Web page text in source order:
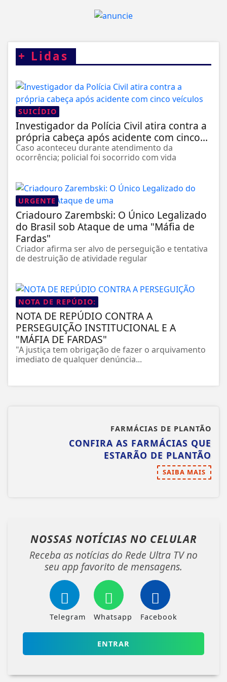
+Lidas
SUICÍDIO
Investigador da Polícia Civil atira contra a
própria cabeça após acidente com cinco...
Caso aconteceu durante atendimento da
ocorrência; policial foi socorrido com vida
URGENTE
Criadouro Zarembski: O Único Legalizado
do Brasil sob Ataque de uma "Máfia de
Fardas"
Criador afirma ser alvo de perseguição e tentativa
de destruição de atividade regular
NOTA DE REPÚDIO:
NOTA DE REPÚDIO CONTRA A
PERSEGUIÇÃO INSTITUCIONAL E A
"MÁFIA DE FARDAS"
"A justiça tem obrigação de fazer o arquivamento
imediato de qualquer denúncia...
FARMÁCIAS DE PLANTÃO
CONFIRA AS FARMÁCIAS QUE
ESTARÃO DE PLANTÃO
SAIBA MAIS
NOSSAS NOTÍCIAS NO CELULAR
Receba as notícias do Rede Ultra TV no
seu app favorito de mensagens.
Telegram Whatsapp Facebook
ENTRAR